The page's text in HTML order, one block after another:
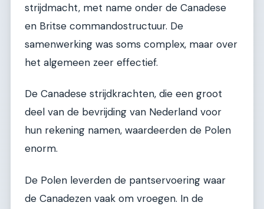
strijdmacht, met name onder de Canadese
en Britse commandostructuur. De
samenwerking was soms complex, maar over
het algemeen zeer effectief.
De Canadese strijdkrachten, die een groot
deel van de bevrijding van Nederland voor
hun rekening namen, waardeerden de Polen
enorm.
De Polen leverden de pantservoering waar
de Canadezen vaak om vroegen. In de